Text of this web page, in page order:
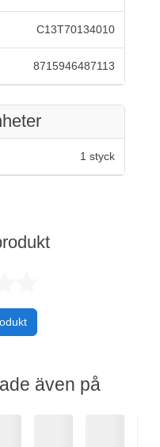
C13T70134010
8715946487113
1 styck
även på